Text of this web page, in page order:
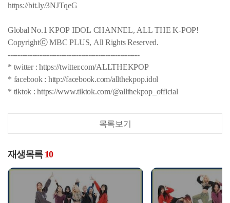
https://bit.ly/3NJTqeG
Global No.1 KPOP IDOL CHANNEL, ALL THE K-POP!
Copyrightⓒ MBC PLUS, All Rights Reserved.
------------------------------------------------------
* twitter : https://twitter.com/ALLTHEKPOP
* facebook : http://facebook.com/allthekpop.idol
* tiktok : https://www.tiktok.com/@allthekpop_official
목록보기
재생목록 10